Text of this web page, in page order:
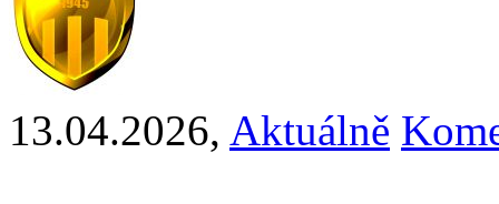
13.04.2026, Aktuálně